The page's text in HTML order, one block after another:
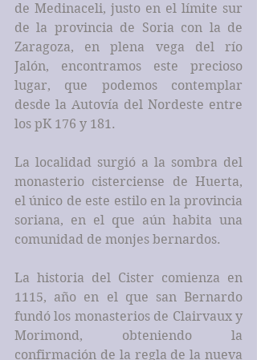
de Medinaceli, justo en el límite sur
de la provincia de Soria con la de
Zaragoza, en plena vega del río
Jalón, encontramos este precioso
lugar, que podemos contemplar
desde la Autovía del Nordeste entre
los pK 176 y 181.
La localidad surgió a la sombra del
monasterio cisterciense de Huerta,
el único de este estilo en la provincia
soriana, en el que aún habita una
comunidad de monjes bernardos.
La historia del Cister comienza en
1115, año en el que san Bernardo
fundó los monasterios de Clairvaux y
Morimond, obteniendo la
confirmación de la regla de la nueva